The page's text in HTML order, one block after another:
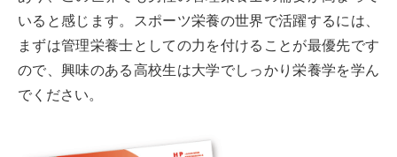
いると感じます。スポーツ栄養の世界で活躍するには、
まずは管理栄養士としての力を付けることが最優先です
ので、興味のある高校生は大学でしっかり栄養学を学ん
でください。